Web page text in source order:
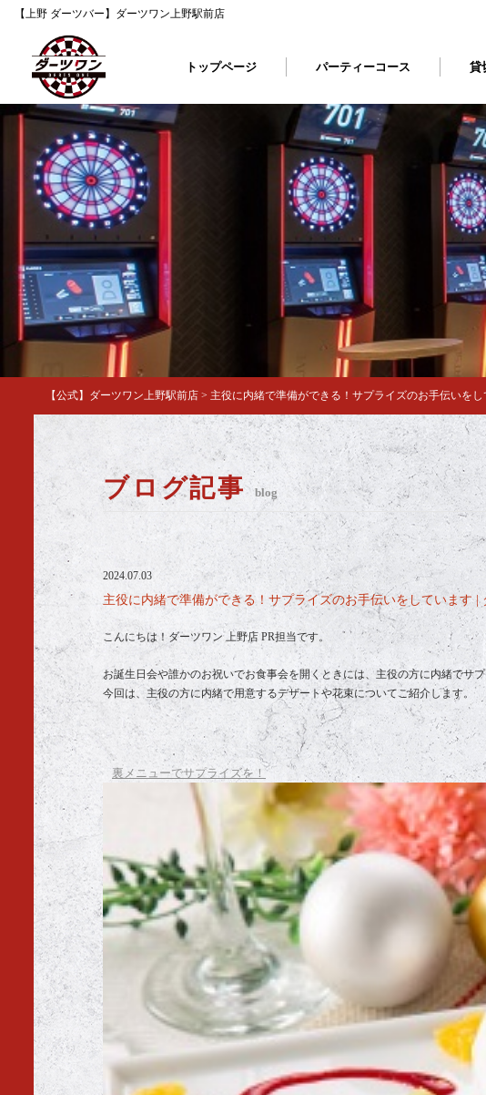
【上野 ダーツバー】ダーツワン上野駅前店
トップページ パーティーコース 貸
【公式】ダーツワン上野駅前店 > 主役に内緒で準備ができる！サプライズのお手伝いを
ブログ記事 blog
2024.07.03
主役に内緒で準備ができる！サプライズのお手伝いをしています |
こんにちは！ダーツワン 上野店 PR担当です。
お誕生日会や誰かのお祝いでお食事会を開くときには、主役の方に内緒でサ
今回は、主役の方に内緒で用意するデザートや花束についてご紹介します。
裏メニューでサプライズを！